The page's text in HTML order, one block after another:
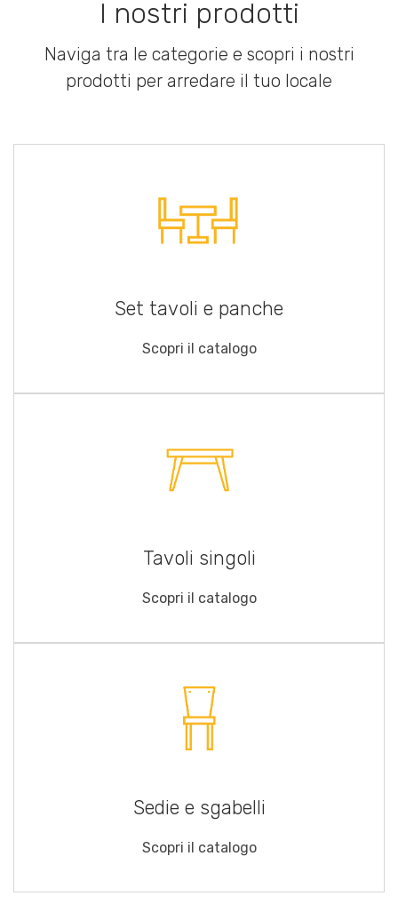
I nostri prodotti
Naviga tra le categorie e scopri i nostri
prodotti per arredare il tuo locale
Set tavoli e panche
Scopri il catalogo
Tavoli singoli
Scopri il catalogo
Sedie e sgabelli
Scopri il catalogo